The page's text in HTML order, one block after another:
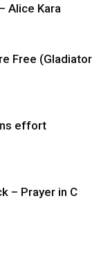
Alice Kara
Free (Gladiator
effort
– Prayer in C